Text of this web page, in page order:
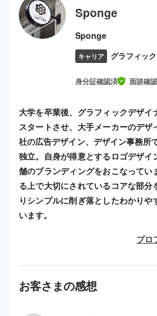
Sponge
Sponge
キャリア グラフィッ
身分証確認済 面談確
大学を卒業後、グラフィックデザイ
スタートさせ、大手メーカーのデ
社の広告デザイン、デザイン事務所
独立。自身が得意とするロゴデザイ
舗のブランディングをおこなってい
る上で大切にされているコアな部分
りシンプルに削ぎ落としたわかり
います。
プロ
お客さまの感想